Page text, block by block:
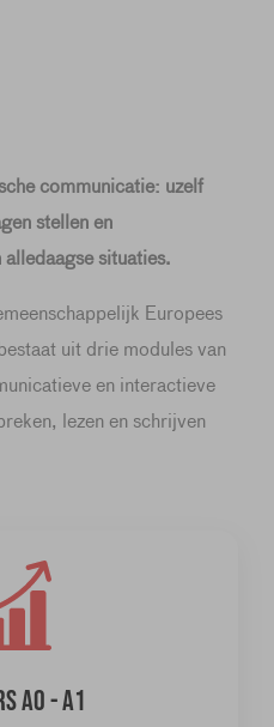
communicatie: uzelf
stellen en
situaties.
Europees
uit drie modules van
en interactieve
lezen en schrijven
A0 - A1